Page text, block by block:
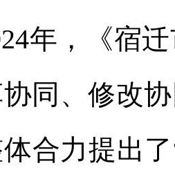
年，《宿
同、修改
合力提出